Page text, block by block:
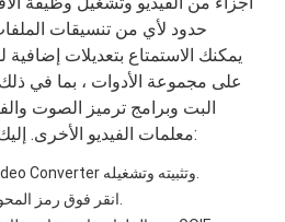
على مجموعة الأدوات ، بما في
البت وبرامج ترميز الصوت
معلمات الفيديو الأخرى. إليك إجراء تشغيل هذه العملية: